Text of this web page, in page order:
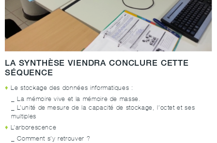
LA SYNTHÈSE VIENDRA CONCLURE CETTE
SÉQUENCE
Le stockage des données informatiques :
La mémoire vive et la mémoire de masse.
L’unité de mesure de la capacité de stockage, l’octet et ses
multiples
L’arborescence
Comment s’y retrouver ?